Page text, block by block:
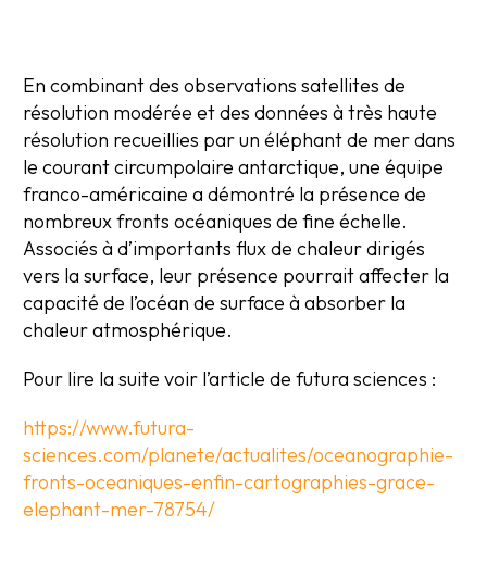
En combinant des observations satellites de
résolution modérée et des données à très haute
résolution recueillies par un éléphant de mer dans
le courant circumpolaire antarctique, une équipe
franco-américaine a démontré la présence de
nombreux fronts océaniques de fine échelle.
Associés à d’importants flux de chaleur dirigés
vers la surface, leur présence pourrait affecter la
capacité de l’océan de surface à absorber la
chaleur atmosphérique.
Pour lire la suite voir l’article de futura sciences :
https://www.futura-
sciences.com/planete/actualites/oceanographie-
fronts-oceaniques-enfin-cartographies-grace-
elephant-mer-78754/